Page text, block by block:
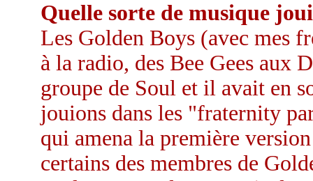
Quelle sorte de musique
Les Golden Boys (avec mes
à la radio, des Bee Gees aux
groupe de Soul et il avait en
jouions dans les "fraternity
qui amena la première
certains des membres de